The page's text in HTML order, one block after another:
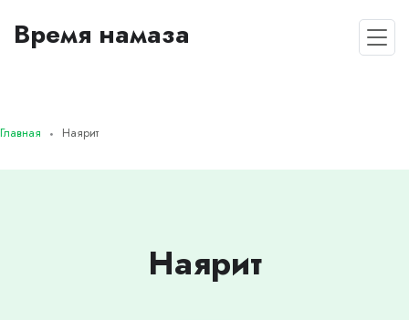
Время намаза
Главная Наярит
Наярит